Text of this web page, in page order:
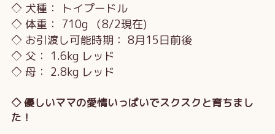
◇ 犬種： トイプードル
◇ 体重： 710g （8/2現在)
◇ お引渡し可能時期： 8月15日前後
◇ 父： 1.6kg レッド
◇ 母： 2.8kg レッド
◇ 優しいママの愛情いっぱいでスクスクと育ちまし
た！